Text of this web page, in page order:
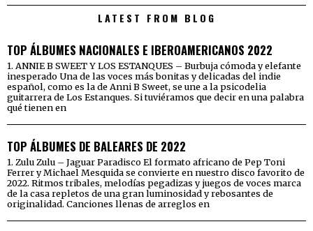
LATEST FROM BLOG
TOP ÁLBUMES NACIONALES E IBEROAMERICANOS 2022
1. ANNIE B SWEET Y LOS ESTANQUES – Burbuja cómoda y elefante
inesperado Una de las voces más bonitas y delicadas del indie
español, como es la de Anni B Sweet, se une a la psicodelia
guitarrera de Los Estanques. Si tuviéramos que decir en una palabra
qué tienen en
TOP ÁLBUMES DE BALEARES DE 2022
1. Zulu Zulu – Jaguar Paradisco El formato africano de Pep Toni
Ferrer y Michael Mesquida se convierte en nuestro disco favorito de
2022. Ritmos tribales, melodías pegadizas y juegos de voces marca
de la casa repletos de una gran luminosidad y rebosantes de
originalidad. Canciones llenas de arreglos en